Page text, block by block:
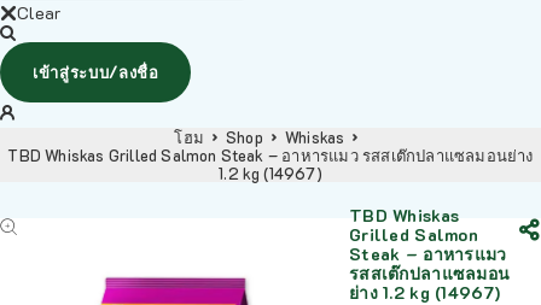
Clear
เข้าสู่ระบบ/ลงชื่อ
โฮม Shop
Whiskas
TBD Whiskas Grilled Salmon Steak – อาหารแมว รสสเต๊กปลาแซลมอนย่าง
1.2 kg (14967)
TBD Whiskas
Grilled Salmon
Steak – อาหารแมว
รสสเต๊กปลาแซลมอน
ย่าง 1.2 kg (14967)